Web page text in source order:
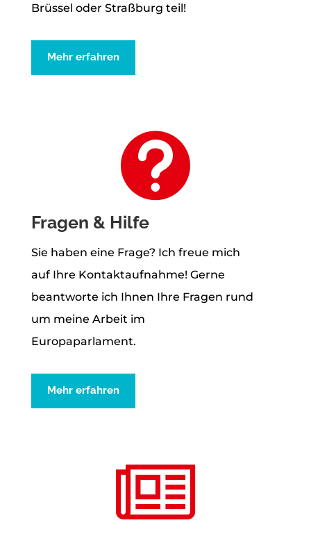
Brüssel oder Straßburg teil!
Mehr erfahren

Fragen & Hilfe
Sie haben eine Frage? Ich freue mich
auf Ihre Kontaktaufnahme! Gerne
beantworte ich Ihnen Ihre Fragen rund
um meine Arbeit im
Europaparlament.
Mehr erfahren
